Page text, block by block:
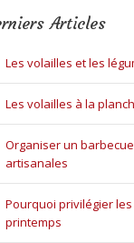
Articles
Les volailles et les
Les volailles à la
Organiser un
artisanales
Pourquoi privilégier
printemps